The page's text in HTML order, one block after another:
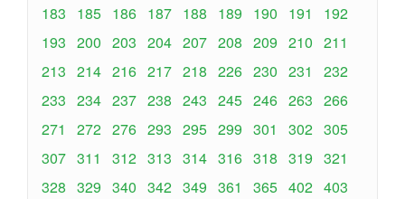
183
185 186 187 188 189 190 191
192
193 200 203 204 207 208 209 210 211
213 214 216 217 218 226 230 231
232
233 234 237 238 243 245 246 263 266
271
272 276 293 295 299 301 302 305
307 311 312 313 314 316 318 319 321
328 329 340 342 349 361 365 402 403